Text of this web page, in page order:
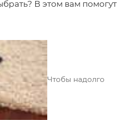
В этом вам помогут
Чтобы надолго